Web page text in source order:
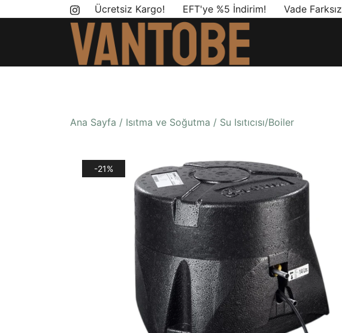
Ücretsiz Kargo! EFT'ye %5 İndirim! Vade Farksız
Ana Sayfa / Isıtma ve Soğutma / Su Isıtıcısı/Boiler
-21%